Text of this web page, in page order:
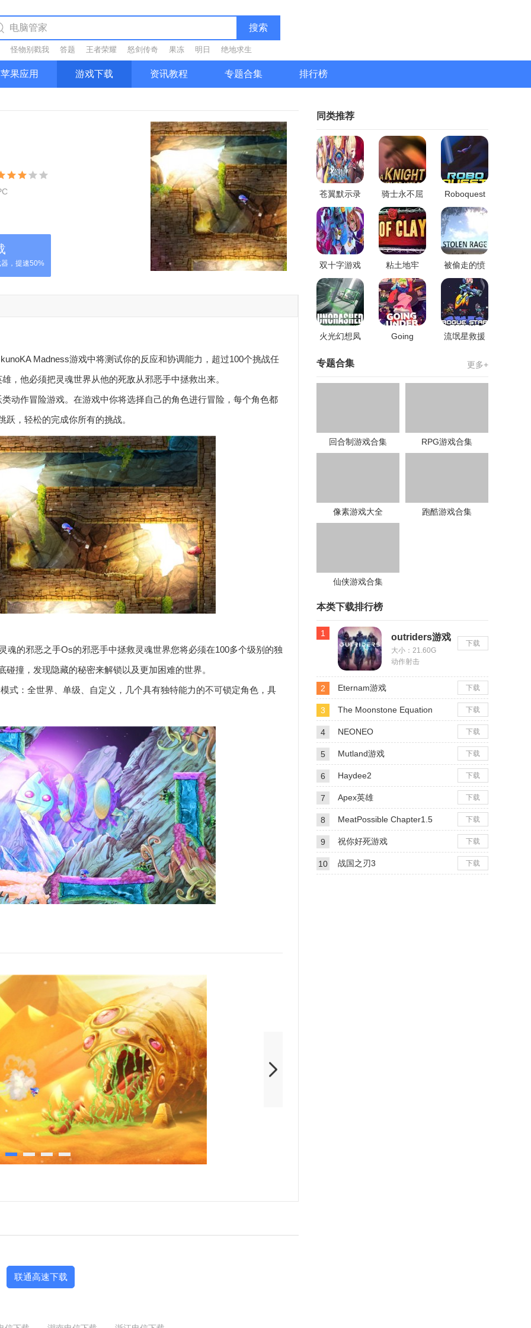
搜索
怪物别戳我 答题 王者荣耀 怒剑传奇 果冻 明日 绝地求生
苹果应用 游戏下载 资讯教程 专题合集 排行榜
，提速50%
Madness游戏中将测试你的反应和协调能力，超过100个挑战任
，他必须把灵魂世界从他的死敌从邪恶手中拯救出来。
作冒险游戏。在游戏中你将选择自己的角色进行冒险，每个角色都
，轻松的完成你所有的挑战。
邪恶之手Os的邪恶手中拯救灵魂世界您将必须在100多个级别的独
撞，发现隐藏的秘密来解锁以及更加困难的世界。
：全世界、单级、自定义，几个具有独特能力的不可锁定角色，具
联通高速下载
同类推荐
苍翼默示录
神观之梦
骑士永不屈
服游戏
Roboquest
双十字游戏 粘土地牢 被偷走的愤
怒
火光幻想凤
凰小队
Going 流氓星救援
专题合集 更多+
回合制游戏合集 RPG游戏合集
像素游戏大全 跑酷游戏合集
仙侠游戏合集
本类下载排行榜
1 outriders游戏
大小：21.60G
动作射击
下载
2 Eternam游戏 下载
3 The Moonstone Equation 下载
4 NEONEO 下载
5 Mutland游戏 下载
6 Haydee2 下载
7 Apex英雄 下载
8 MeatPossible Chapter1.5 下载
9 祝你好死游戏 下载
10 战国之刃3 下载